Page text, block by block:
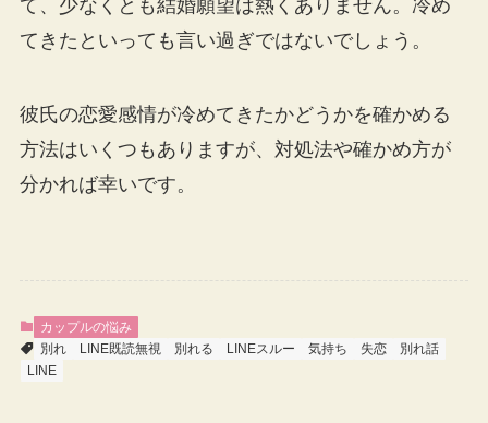
て、少なくとも結婚願望は熱くありません。冷め
てきたといっても言い過ぎではないでしょう。
彼氏の恋愛感情が冷めてきたかどうかを確かめる
方法はいくつもありますが、対処法や確かめ方が
分かれば幸いです。
カップルの悩み
別れ
LINE既読無視 別れる LINEスルー 気持ち 失恋
別れ話
LINE